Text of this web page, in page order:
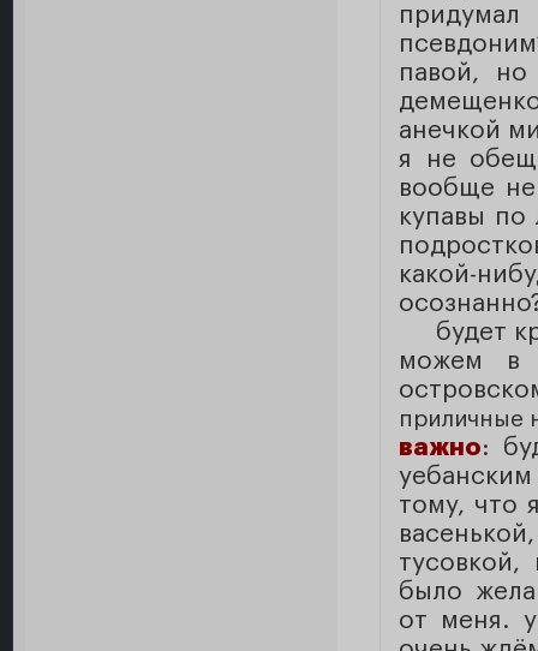
павой,
анечкой
я не
вообще
купавы по
какой-
будет
можем в
приличные
важно:
тому, что
было
от меня.